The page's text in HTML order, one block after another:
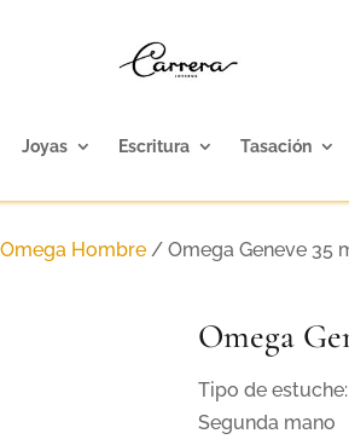
Joyas Escritura Tasación
Hombre / Omega Geneve 35
Omega
Tipo de
Segunda mano